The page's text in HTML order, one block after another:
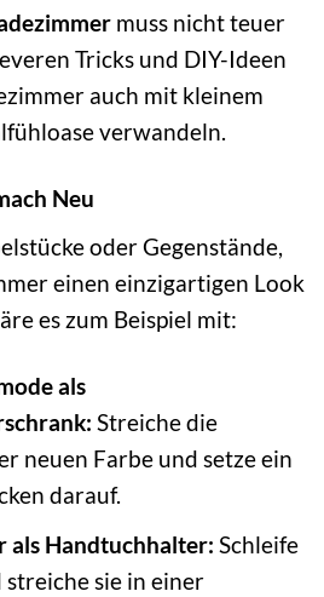
muss nicht teuer
Tricks und DIY-Ideen
auch mit kleinem
verwandeln.
Neu
oder Gegenstände,
einen einzigartigen Look
es zum Beispiel mit:
als
Streiche die
neuen Farbe und setze ein
darauf.
als Handtuchhalter: Schleife
sie in einer